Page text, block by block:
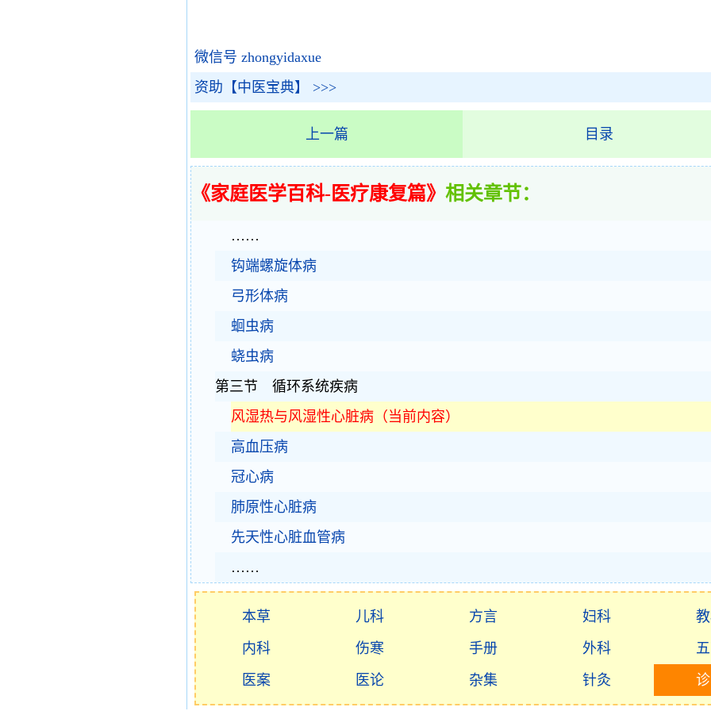
微信号 zhongyidaxue
资助【中医宝典】 >>>
上一篇 目录
《家庭医学百科-医疗康复篇》 相关章节：
……
钩端螺旋体病
弓形体病
蛔虫病
蛲虫病
第三节 循环系统疾病
风湿热与风湿性心脏病（当前内容）
高血压病
冠心病
肺原性心脏病
先天性心脏血管病
……
本草 儿科 方言 妇科
内科
伤寒 手册 外科
医案
医论 杂集 针灸